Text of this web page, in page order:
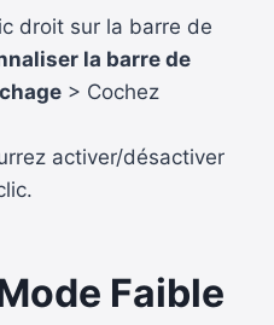
droit sur la barre de
la barre de
> Cochez
activer/désactiver
Faible